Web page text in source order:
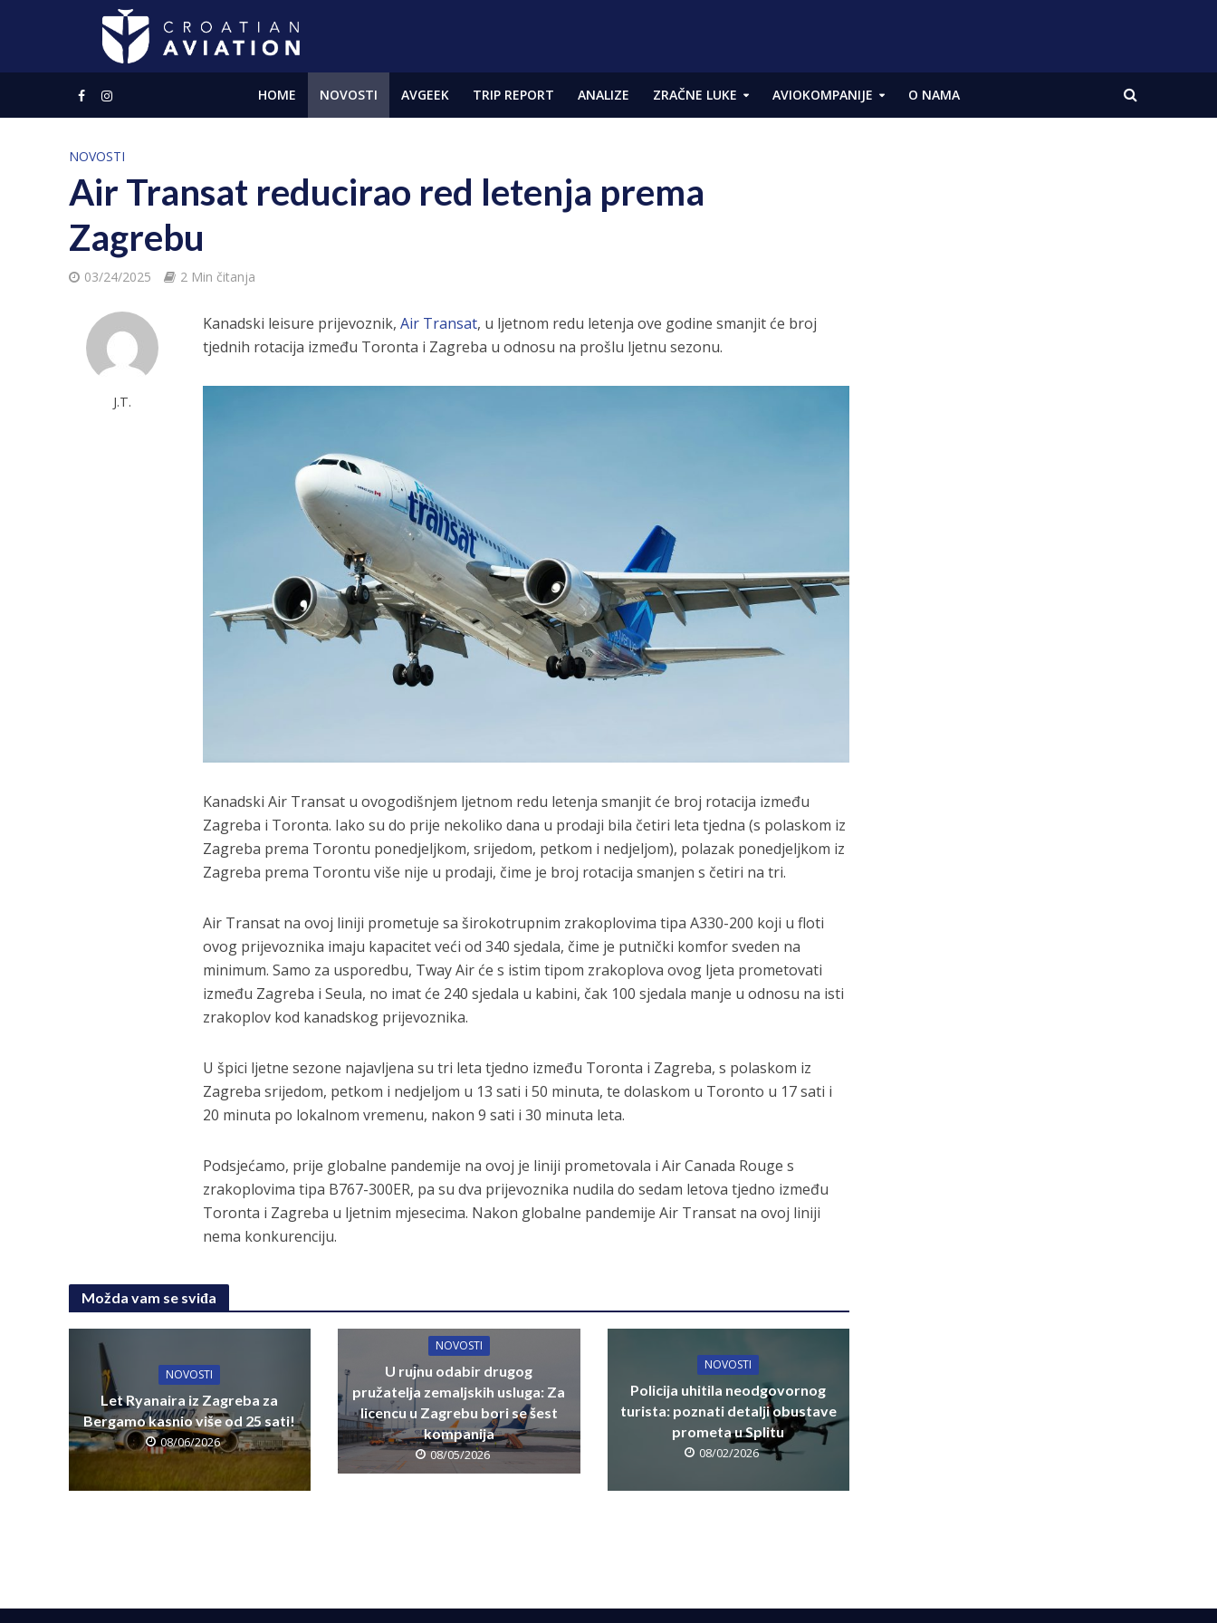
HOME NOVOSTI AVGEEK TRIP REPORT ANALIZE ZRAČNE LUKE AVIOKOMPANIJE O NAMA
NOVOSTI
Air Transat reducirao red letenja prema
Zagrebu
03/24/2025 2 Min čitanja
J.T.
Kanadski leisure prijevoznik,Air Transat, u ljetnom redu letenja ove godine smanjit će broj
tjednih rotacija između Toronta i Zagreba u odnosu na prošlu ljetnu sezonu.
Kanadski Air Transat u ovogodišnjem ljetnom redu letenja smanjit će broj rotacija između
Zagreba i Toronta. Iako su do prije nekoliko dana u prodaji bila četiri leta tjedna (s polaskom iz
Zagreba prema Torontu ponedjeljkom, srijedom, petkom i nedjeljom), polazak ponedjeljkom iz
Zagreba prema Torontu više nije u prodaji, čime je broj rotacija smanjen s četiri na tri.
Air Transat na ovoj liniji prometuje sa širokotrupnim zrakoplovima tipa A330-200 koji u floti
ovog prijevoznika imaju kapacitet veći od 340 sjedala, čime je putnički komfor sveden na
minimum. Samo za usporedbu, Tway Air će s istim tipom zrakoplova ovog ljeta prometovati
između Zagreba i Seula, no imat će 240 sjedala u kabini, čak 100 sjedala manje u odnosu na isti
zrakoplov kod kanadskog prijevoznika.
U špici ljetne sezone najavljena su tri leta tjedno između Toronta i Zagreba, s polaskom iz
Zagreba srijedom, petkom i nedjeljom u 13 sati i 50 minuta, te dolaskom u Toronto u 17 sati i
20 minuta po lokalnom vremenu, nakon 9 sati i 30 minuta leta.
Podsjećamo, prije globalne pandemije na ovoj je liniji prometovala i Air Canada Rouge s
zrakoplovima tipa B767-300ER, pa su dva prijevoznika nudila do sedam letova tjedno između
Toronta i Zagreba u ljetnim mjesecima. Nakon globalne pandemije Air Transat na ovoj liniji
nema konkurenciju.
Možda vam se sviđa
NOVOSTI
Let Ryanaira iz Zagreba za
Bergamo kasnio više od 25 sati!
08/06/2026
NOVOSTI
U rujnu odabir drugog
pružatelja zemaljskih usluga: Za
licencu u Zagrebu bori se šest
kompanija
08/05/2026
NOVOSTI
Policija uhitila neodgovornog
turista: poznati detalji obustave
prometa u Splitu
08/02/2026